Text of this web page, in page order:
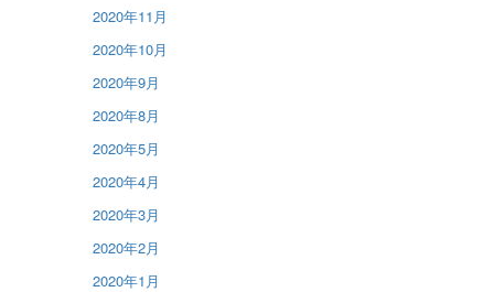
2020年11月
2020年10月
2020年9月
2020年8月
2020年5月
2020年4月
2020年3月
2020年2月
2020年1月